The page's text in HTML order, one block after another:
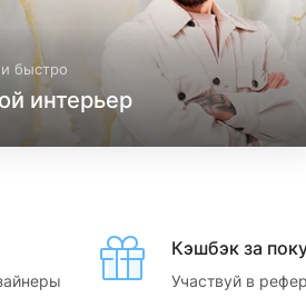
быстро
интерьер
Кэшбэк за
Участвуй в